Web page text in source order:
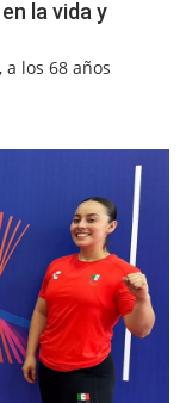
la vida y
a los 68 años